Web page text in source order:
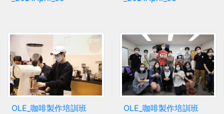
OLE_咖啡製作培訓班
OLE_咖啡製作培訓班